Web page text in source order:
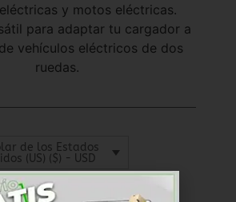
y motos eléctricas.
para adaptar tu cargador a
vehículos eléctricos de dos
ruedas.
de los Estados
(US) ($) - USD
RKCM014